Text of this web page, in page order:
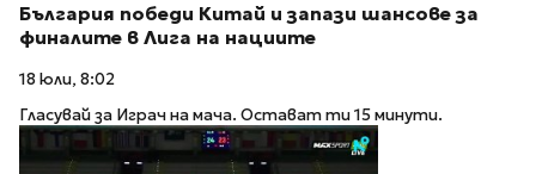
България победи Китай и запази шансове за
финалите в Лига на нациите
18 юли, 8:02
Гласувай за Играч на мача. Остават ти 15 минути.